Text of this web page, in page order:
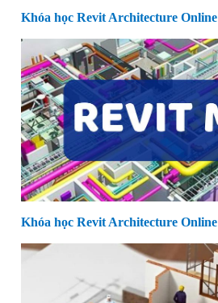
Khóa học Revit Architecture Online
Khóa học Revit Architecture Online